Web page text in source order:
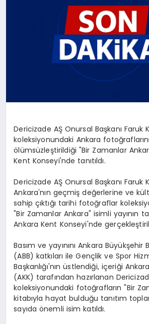
Dericizade AŞ Onursal Başkanı Faruk
koleksiyonundaki Ankara
ölümsüzleştirildiği "Bir Zamanlar
Kent Konseyi'nde tanıtıldı.
Dericizade AŞ Onursal Başkanı Faruk
Ankara'nın geçmiş değerlerine ve
sahip çıktığı tarihi fotoğraflar
"Bir Zamanlar Ankara" isimli yayının
Ankara Kent Konseyi'nde
Basım ve yayınını Ankara Büyükşehir
(ABB) katkıları ile Gençlik ve Spor
Başkanlığı'nın üstlendiği, içeriği
(AKK) tarafından hazırlanan
koleksiyonundaki fotoğrafların "Bir
kitabıyla hayat bulduğu tanıtım
sayıda önemli isim katıldı.